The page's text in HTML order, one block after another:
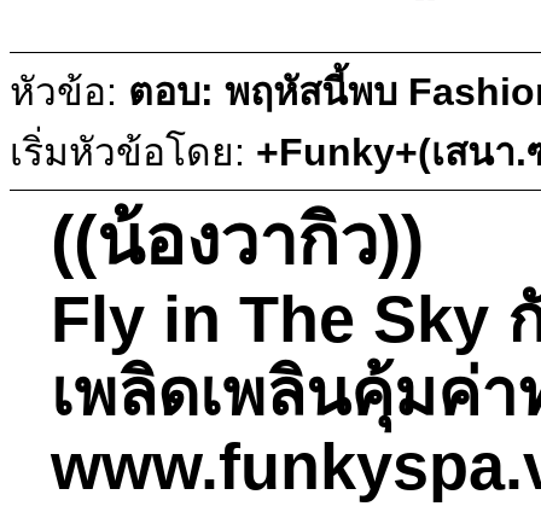
หัวข้อ: ตอบ: พฤหัสนี้พบ
เริ่มหัวข้อโดย: +Funky+(เสนา
((น้องวากิว))
Fly in The Sky
เพลิดเพลินคุ้มค่